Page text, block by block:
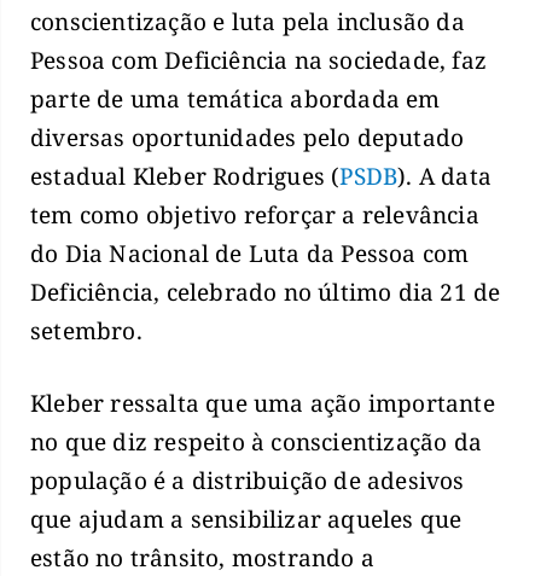
conscientização e luta pela inclusão da
Pessoa com Deficiência na sociedade, faz
parte de uma temática abordada em
diversas oportunidades pelo deputado
estadual Kleber Rodrigues (PSDB). A data
tem como objetivo reforçar a relevância
do Dia Nacional de Luta da Pessoa com
Deficiência, celebrado no último dia 21 de
setembro.
Kleber ressalta que uma ação importante
no que diz respeito à conscientização da
população é a distribuição de adesivos
que ajudam a sensibilizar aqueles que
estão no trânsito, mostrando a